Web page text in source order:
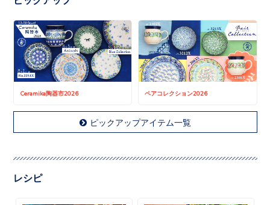
Ceramika陶器市2026 ペアコレクション2026
ピックアップアイテム一覧
レシピ